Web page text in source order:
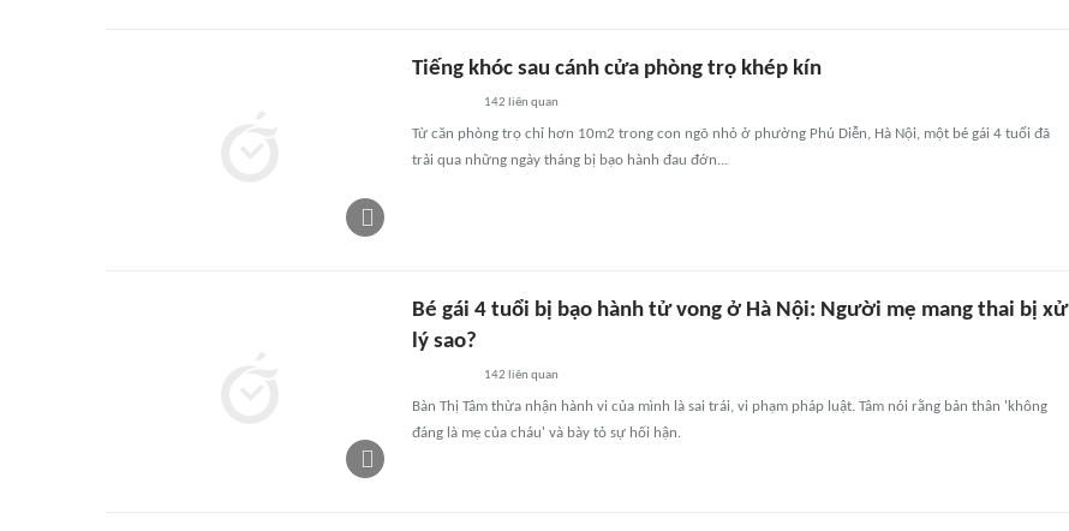
Tiếng khóc sau cánh cửa phòng trọ khép kín
142 liên quan
Từ căn phòng trọ chỉ hơn 10m2 trong con ngõ nhỏ ở phường Phú Diễn, Hà Nội, một bé gái 4 tuổi đã
trải qua những ngày tháng bị bạo hành đau đớn...
Bé gái 4 tuổi bị bạo hành tử vong ở Hà Nội: Người mẹ mang thai bị xử
lý sao?
142 liên quan
Bàn Thị Tâm thừa nhận hành vi của mình là sai trái, vi phạm pháp luật. Tâm nói rằng bản thân 'không
đáng là mẹ của cháu' và bày tỏ sự hối hận.